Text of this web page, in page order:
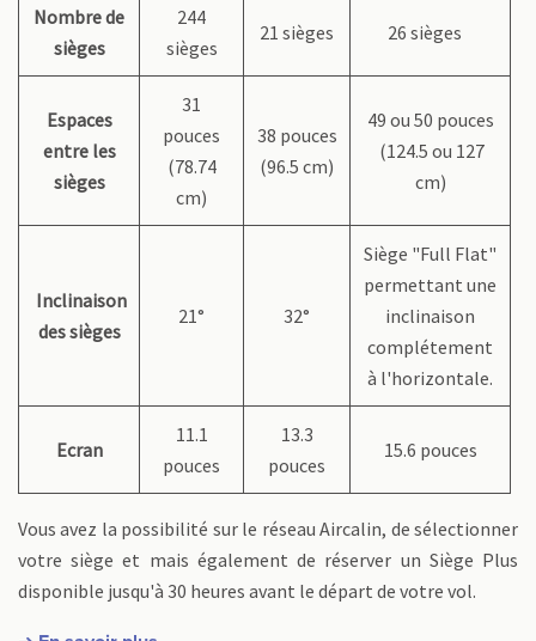
Nombre de
sièges
244
sièges
21 sièges 26 sièges
Espaces
entre les
sièges
31
pouces
(78.74
cm)
38 pouces
(96.5 cm)
49 ou 50 pouces
(124.5 ou 127
cm)
Inclinaison
des sièges
21° 32°
Siège "Full Flat"
permettant une
inclinaison
complétement
à l'horizontale.
Ecran
11.1
pouces
13.3
pouces
15.6 pouces
Vous avez la possibilité sur le réseau Aircalin, de sélectionner
votre siège et mais également de réserver un Siège Plus
disponible jusqu'à 30 heures avant le départ de votre vol.